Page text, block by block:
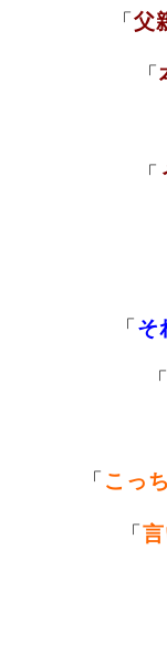
「父
「
「
「そ
「
「 こっ
「